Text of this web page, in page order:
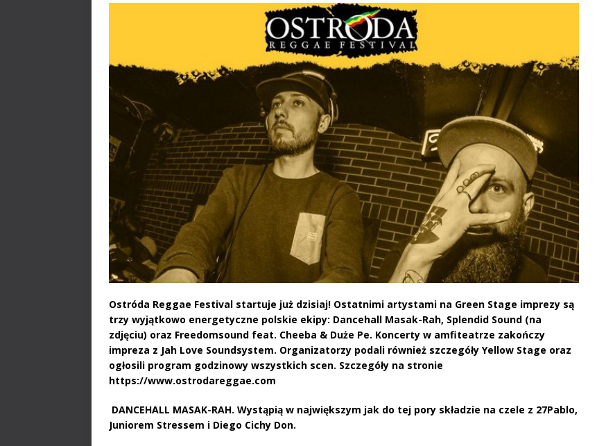
Ostróda Reggae Festival startuje już dzisiaj! Ostatnimi artystami na Green Stage imprezy są
trzy wyjątkowo energetyczne polskie ekipy: Dancehall Masak-Rah, Splendid Sound (na
zdjęciu) oraz Freedomsound feat. Cheeba & Duże Pe. Koncerty w amfiteatrze zakończy
impreza z Jah Love Soundsystem. Organizatorzy podali również szczegóły Yellow Stage oraz
ogłosili program godzinowy wszystkich scen. Szczegóły na stronie
https://www.ostrodareggae.com
DANCEHALL MASAK-RAH. Wystąpią w największym jak do tej pory składzie na czele z 27Pablo,
Juniorem Stressem i Diego Cichy Don.